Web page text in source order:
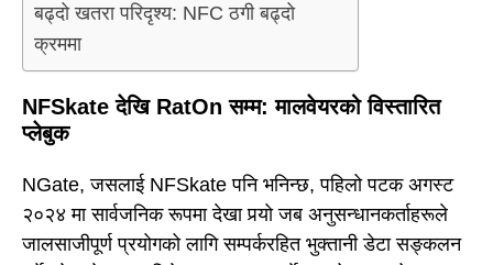
बढ्दो खतरा परिदृश्य: NFC ठगी बढ्दो
क्रममा
NFSkate देखि RatOn सम्म: मालवेयरको विस्तारित
प्लेबुक
NGate, जसलाई NFSkate पनि भनिन्छ, पहिलो पटक अगस्ट
२०२४ मा सार्वजनिक रूपमा देखा पर्‍यो जब अनुसन्धानकर्ताहरूले
जालसाजीपूर्ण प्रयोगको लागि सम्पर्करहित भुक्तानी डेटा सङ्कलन